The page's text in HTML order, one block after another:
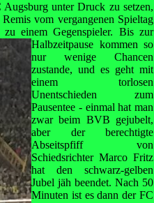
unter Druck zu setzen,
vom vergangenen Spieltag
zu einem Gegenspieler. Bis zur
Halbzeitpause kommen so
nur wenige Chancen
zustande, und es geht mit
einem torlosen
Unentschieden zum
Pausentee - einmal hat man
zwar beim BVB gejubelt,
aber der berechtigte
Abseitspfiff von
Schiedsrichter Marco Fritz
hat den schwarz-gelben
Jubel jäh beendet. Nach 50
Minuten ist es dann der FC